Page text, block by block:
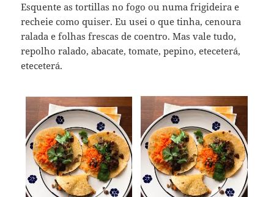
Esquente as tortillas no fogo ou numa frigideira e
recheie como quiser. Eu usei o que tinha, cenoura
ralada e folhas frescas de coentro. Mas vale tudo,
repolho ralado, abacate, tomate, pepino, eteceterá,
eteceterá.